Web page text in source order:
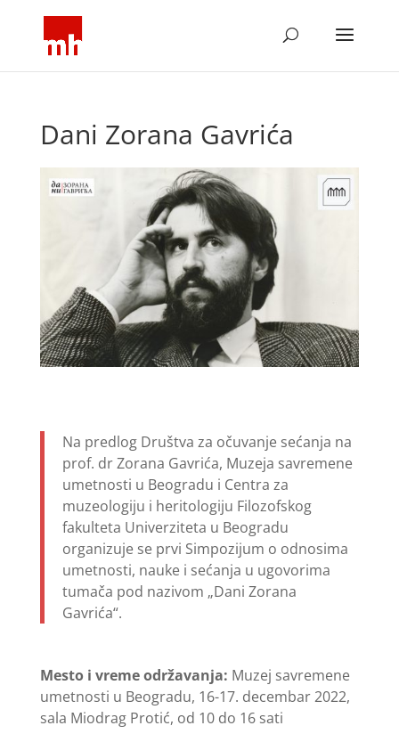
Dani Zorana Gavrića
Na predlog Društva za očuvanje sećanja na
prof. dr Zorana Gavrića, Muzeja savremene
umetnosti u Beogradu i Centra za
muzeologiju i heritologiju Filozofskog
fakulteta Univerziteta u Beogradu
organizuje se prvi Simpozijum o odnosima
umetnosti, nauke i sećanja u ugovorima
tumača pod nazivom „Dani Zorana
Gavrića“.
Mesto i vreme održavanja: Muzej savremene
umetnosti u Beogradu, 16-17. decembar 2022,
sala Miodrag Protić, od 10 do 16 sati